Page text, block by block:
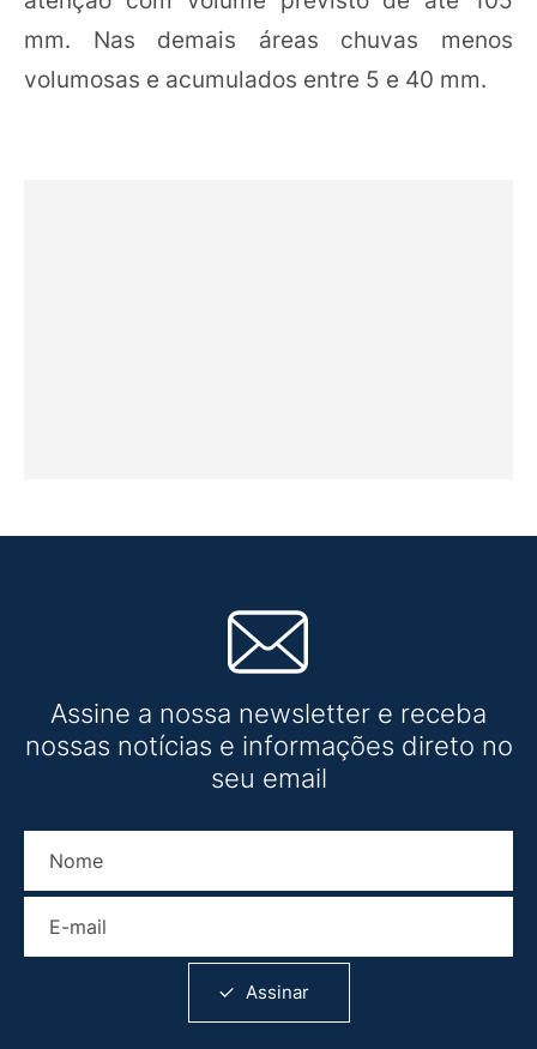
mm. Nas demais áreas chuvas menos
volumosas e acumulados entre 5 e 40 mm.
Assine a nossa newsletter e receba
nossas notícias e informações direto no
seu email
Assinar